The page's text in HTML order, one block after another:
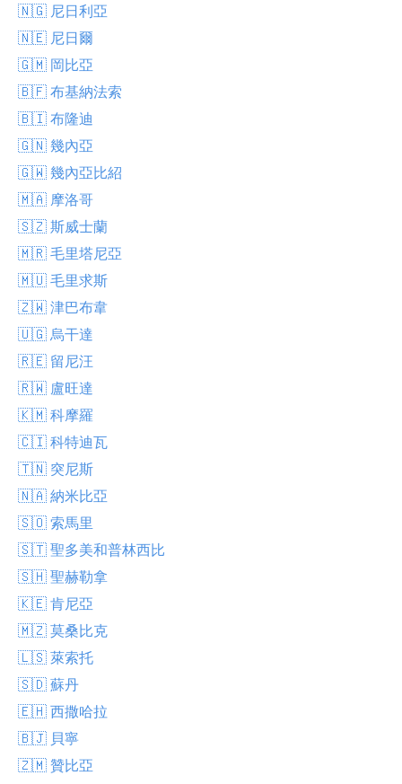
🇳🇬 尼日利亞
🇳🇪 尼日爾
🇬🇲 岡比亞
🇧🇫 布基納法索
🇧🇮 布隆迪
🇬🇳 幾內亞
🇬🇼 幾內亞比紹
🇲🇦 摩洛哥
🇸🇿 斯威士蘭
🇲🇷 毛里塔尼亞
🇲🇺 毛里求斯
🇿🇼 津巴布韋
🇺🇬 烏干達
🇷🇪 留尼汪
🇷🇼 盧旺達
🇰🇲 科摩羅
🇨🇮 科特迪瓦
🇹🇳 突尼斯
🇳🇦 納米比亞
🇸🇴 索馬里
🇸🇹 聖多美和普林西比
🇸🇭 聖赫勒拿
🇰🇪 肯尼亞
🇲🇿 莫桑比克
🇱🇸 萊索托
🇸🇩 蘇丹
🇪🇭 西撒哈拉
🇧🇯 貝寧
🇿🇲 贊比亞